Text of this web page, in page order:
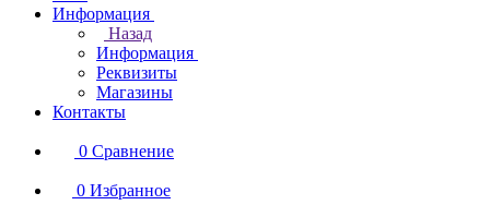
Информация
Назад
Информация
Реквизиты
Магазины
Контакты
0 Сравнение
0 Избранное